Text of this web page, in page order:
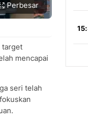
Perbesar
target
mencapai
seri telah